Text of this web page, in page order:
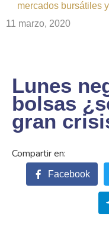
mercados bursátiles
11 marzo, 2020
Lunes
bolsas
gran
Facebook